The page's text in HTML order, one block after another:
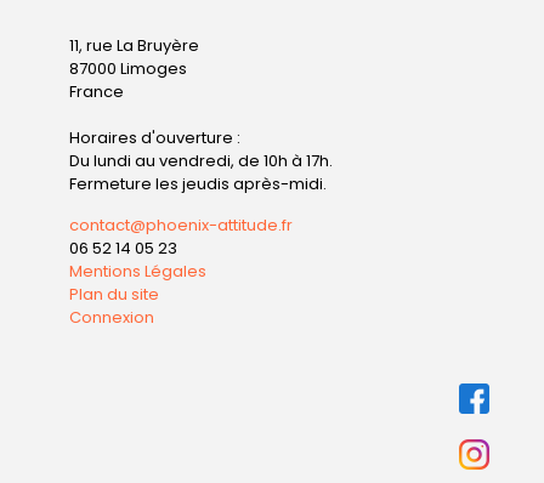
11, rue La Bruyère
87000 Limoges
France
Horaires d'ouverture :
Du lundi au vendredi, de 10h à 17h.
Fermeture les jeudis après-midi.
contact@phoenix-attitude.fr
06 52 14 05 23
Mentions Légales
Plan du site
Connexion